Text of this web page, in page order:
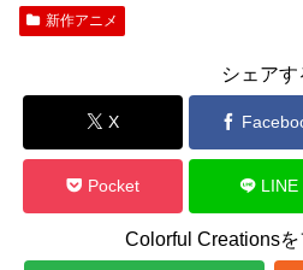
新作アニメ
シェアす
X
Pocket LINE
Colorful Creations